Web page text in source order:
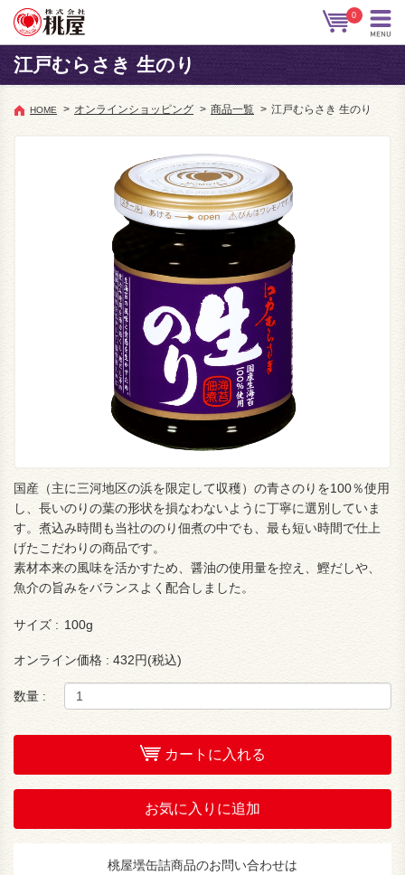
0
江戸むらさき 生のり
HOME > オンラインショッピング > 商品一覧 > 江戸むらさき 生のり
国産（主に三河地区の浜を限定して収穫）の青さのりを100％使用
し、長いのりの葉の形状を損なわないように丁寧に選別していま
す。煮込み時間も当社ののり佃煮の中でも、最も短い時間で仕上
げたこだわりの商品です。
素材本来の風味を活かすため、醤油の使用量を控え、鰹だしや、
魚介の旨みをバランスよく配合しました。
サイズ : 100g
オンライン価格 : 432円(税込)
数量 :
カートに入れる
お気に入りに追加
桃屋壜缶詰商品のお問い合わせは